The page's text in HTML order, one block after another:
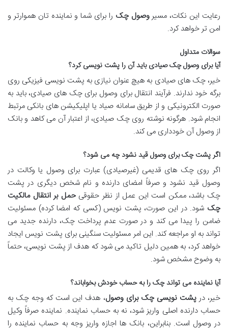
رعایت این نکات، مسیروصول چک را برای شما و نماینده تان هموارتر و
امن تر خواهد کرد.
سوالات متداول
آیا برای وصول چک صیادی باید آن را پشت نویسی کرد؟
خیر، چک های صیادی به هیچ عنوان نیازی به پشت نویسی فیزیکی روی
برگه خود ندارند. فرآیند انتقال برای وصول برای چک های صیادی، باید به
صورت الکترونیکی و از طریق سامانه صیاد یا اپلیکیشن های بانکی مرتبط
انجام شود. هرگونه نوشته روی چک صیادی، از اعتبار آن می کاهد و بانک
از وصول آن خودداری می کند.
اگر پشت چک برای وصول قید نشود چه می شود؟
اگر روی چک های قدیمی (غیرصیادی) عبارت برای وصول یا وکالت در
وصول قید نشود و صرفاً امضای دارنده و نام شخص دیگری در پشت
چک باشد، ممکن است این عمل از نظر حقوقیحمل بر انتقال مالکیت
چک شود. در این صورت، پشت نویس (کسی که امضا کرده) مسئولیت
ضامن را پیدا می کند و در صورت عدم پرداخت چک، دارنده جدید می
تواند به او مراجعه کند. این امر مسئولیت سنگینی برای پشت نویس ایجاد
خواهد کرد، به همین دلیل تاکید می شود که هدف از پشت نویسی، حتماً
به وضوح مشخص شود.
آیا نماینده می تواند چک را به حساب خودش بخواباند؟
خیر، درپشت نویسی چک برای وصول، هدف این است که وجه چک به
حساب دارنده اصلی واریز شود، نه به حساب نماینده. نماینده صرفاً وکیل
در وصول است. بنابراین، بانک ها اجازه واریز وجه به حساب نماینده را